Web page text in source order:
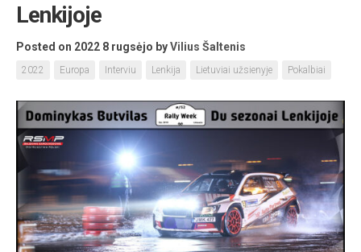
Lenkijoje
Posted on 2022 8 rugsėjo byVilius Šaltenis
2022 Europa Interviu Lenkija Lietuviai užsienyje Pokalbiai